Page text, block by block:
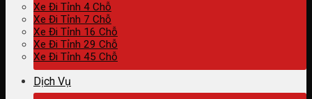
Xe Đi Tỉnh 4 Chỗ
Xe Đi Tỉnh 7 Chỗ
Xe Đi Tỉnh 16 Chỗ
Xe Đi Tỉnh 29 Chỗ
Xe Đi Tỉnh 45 Chỗ
Dịch Vụ